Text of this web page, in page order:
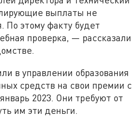
выплаты не
По этому факту будет
проверка, — рассказали
в управлении образования
средств на свои премии с
2023. Они требуют от
им эти деньги.